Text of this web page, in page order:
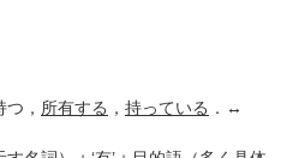
つ， 所有する ， 持っている ．↔